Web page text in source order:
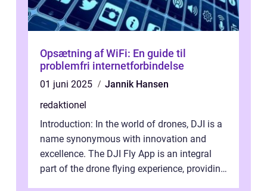
Opsætning af WiFi: En guide til
problemfri internetforbindelse
01 juni 2025
Jannik Hansen
redaktionel
Introduction: In the world of drones, DJI is a
name synonymous with innovation and
excellence. The DJI Fly App is an integral
part of the drone flying experience, providing